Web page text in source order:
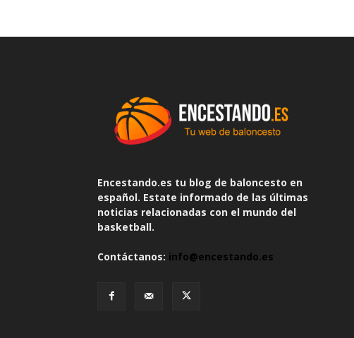
Encestando.es tu blog de baloncesto en
español. Estate informado de las últimas
noticias relacionadas con el mundo del
basketball.
Contáctanos: info@encestando.es